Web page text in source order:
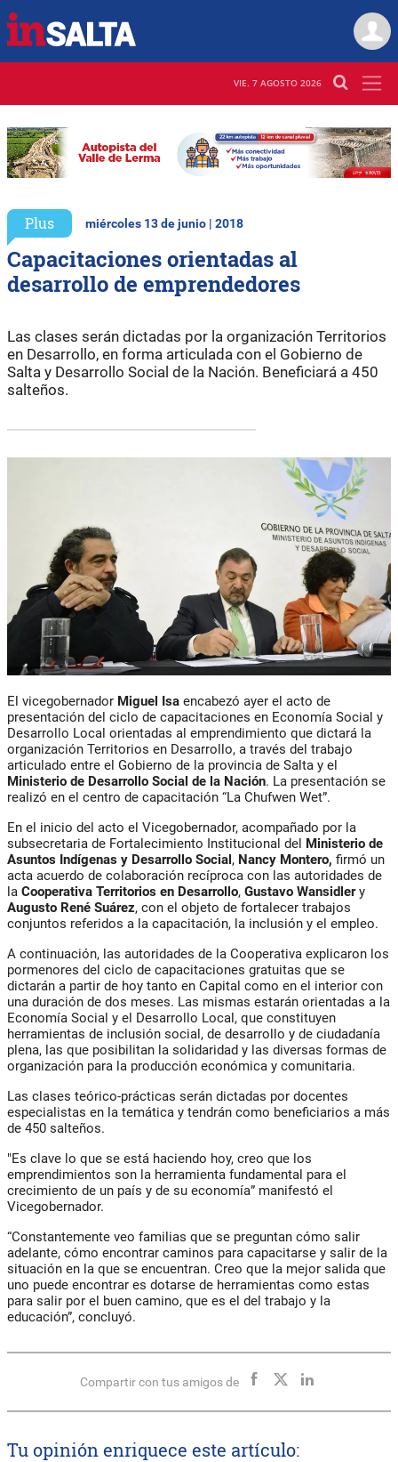
VIE. 7 AGOSTO 2026
Plus miércoles 13 de junio | 2018
Capacitaciones orientadas al
desarrollo de emprendedores
Las clases serán dictadas por la organización Territorios
en Desarrollo, en forma articulada con el Gobierno de
Salta y Desarrollo Social de la Nación. Beneficiará a 450
salteños.
El vicegobernador Miguel Isa encabezó ayer el acto de
presentación del ciclo de capacitaciones en Economía Social y
Desarrollo Local orientadas al emprendimiento que dictará la
organización Territorios en Desarrollo, a través del trabajo
articulado entre el Gobierno de la provincia de Salta y el
Ministerio de Desarrollo Social de la Nación. La presentación se
realizó en el centro de capacitación “La Chufwen Wet”.
En el inicio del acto el Vicegobernador, acompañado por la
subsecretaria de Fortalecimiento Institucional del Ministerio de
Asuntos Indígenas y Desarrollo Social, Nancy Montero, firmó un
acta acuerdo de colaboración recíproca con las autoridades de
la Cooperativa Territorios en Desarrollo, Gustavo Wansidlery
Augusto René Suárez, con el objeto de fortalecer trabajos
conjuntos referidos a la capacitación, la inclusión y el empleo.
A continuación, las autoridades de la Cooperativa explicaron los
pormenores del ciclo de capacitaciones gratuitas que se
dictarán a partir de hoy tanto en Capital como en el interior con
una duración de dos meses. Las mismas estarán orientadas a la
Economía Social y el Desarrollo Local, que constituyen
herramientas de inclusión social, de desarrollo y de ciudadanía
plena, las que posibilitan la solidaridad y las diversas formas de
organización para la producción económica y comunitaria.
Las clases teórico-prácticas serán dictadas por docentes
especialistas en la temática y tendrán como beneficiarios a más
de 450 salteños.
"Es clave lo que se está haciendo hoy, creo que los
emprendimientos son la herramienta fundamental para el
crecimiento de un país y de su economía” manifestó el
Vicegobernador.
“Constantemente veo familias que se preguntan cómo salir
adelante, cómo encontrar caminos para capacitarse y salir de la
situación en la que se encuentran. Creo que la mejor salida que
uno puede encontrar es dotarse de herramientas como estas
para salir por el buen camino, que es el del trabajo y la
educación”, concluyó.
Compartir con tus amigos de
Tu opinión enriquece este artículo: